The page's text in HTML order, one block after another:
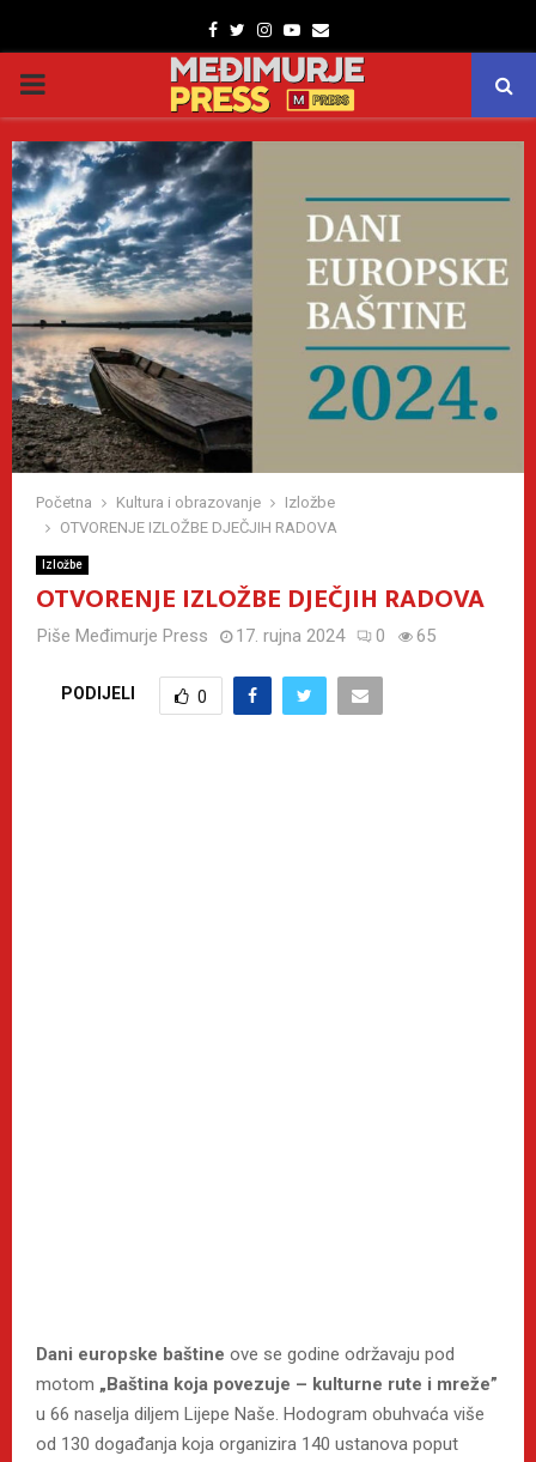
Facebook
TwitterInstagram
Youtube
Email
PRIMARY
MENU
Početna Kultura i obrazovanje
Izložbe
OTVORENJE IZLOŽBE DJEČJIH RADOVA
Izložbe
OTVORENJE IZLOŽBE DJEČJIH RADOVA
Piše Međimurje Press 17. rujna 2024 0 65
PODIJELI 0
Dani europske baštine ove se godine održavaju pod
motom „Baština koja povezuje – kulturne rute i mreže”
u 66 naselja diljem Lijepe Naše. Hodogram obuhvaća više
od 130 događanja koja organizira 140 ustanova poput